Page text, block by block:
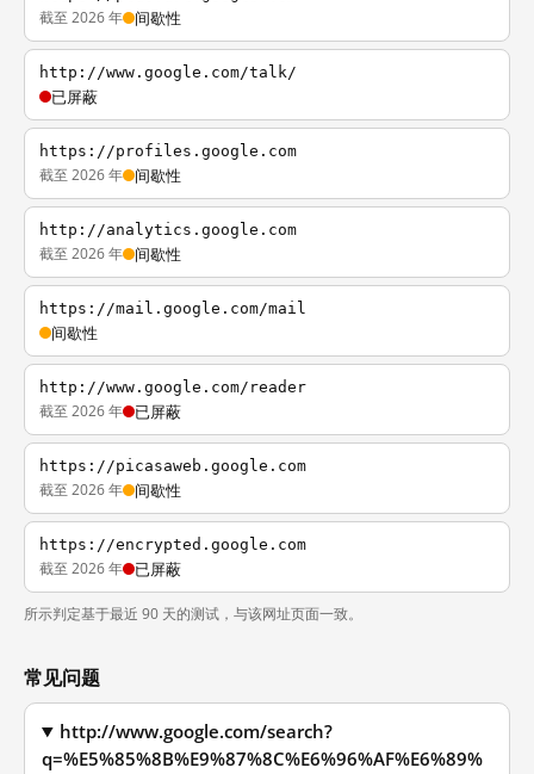
截至 2026 年 间歇性
http://www.google.com/talk/
已屏蔽
https://profiles.google.com
截至 2026 年 间歇性
http://analytics.google.com
截至 2026 年 间歇性
https://mail.google.com/mail
间歇性
http://www.google.com/reader
截至 2026 年 已屏蔽
https://picasaweb.google.com
截至 2026 年 间歇性
https://encrypted.google.com
截至 2026 年 已屏蔽
所示判定基于最近 90 天的测试，与该网址页面一致。
常见问题
http://www.google.com/search?
q=%E5%85%8B%E9%87%8C%E6%96%AF%E6%89%